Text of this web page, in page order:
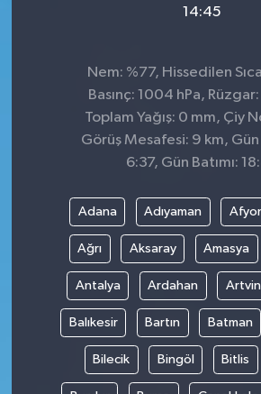
14:45
Nem: %77, Hissedilen
Basınç: 1004 hPa,
Toplam Yağış: 0 mm, Çiy
Görüş Mesafesi: 9 km,
6:37, Gün Batımı:
Adana Adıyaman
Ağrı Aksaray Amasya
Antalya Ardahan Artvin
Balıkesir Bartın Batman
Bilecik Bingöl Bitlis